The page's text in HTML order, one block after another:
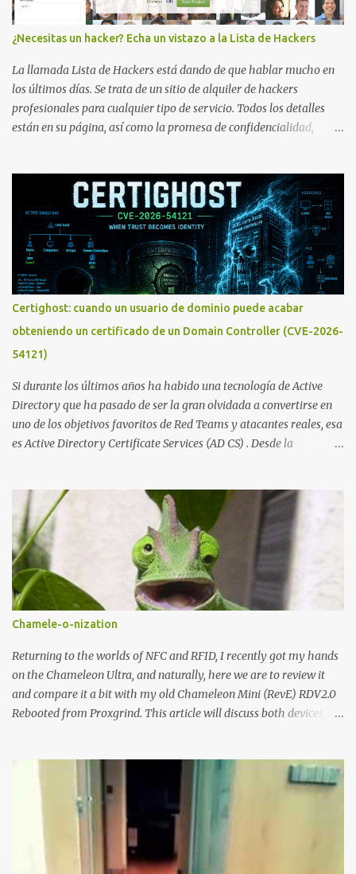
¿Necesitas un hacker? Echa un vistazo a la Lista de Hackers
La llamada Lista de Hackers está dando de que hablar mucho en
los últimos días. Se trata de un sitio de alquiler de hackers
profesionales para cualquier tipo de servicio. Todos los detalles
están en su página, así como la promesa de confidencialidad,
contratados desde la plataforma. En el sitio se asegura de que
Lista de Hackers, con identidades desconocidas, fue creada para un
"uso legal y ético", y sin embargo existen propuestas de dudosa
ética como para entrar en cuentas de Gmail o WhatsApp,
comprometer bases de datos o cambiar notas de cursos. La Lista
de Hackers, que atrajo la atención mundial después de un informe
publicado en The New York Times, trabaja al estilo "llave en
mano". El cliente presenta la propuesta, recibe ofertas para prestar
el servicio y la garantía de los promotores del sitio de que el
demandado cumple con ...
Certighost: cuando un usuario de dominio puede acabar
obteniendo un certificado de un Domain Controller (CVE-2026-
54121)
Si durante los últimos años ha habido una tecnología de Active
Directory que ha pasado de ser la gran olvidada a convertirse en
uno de los objetivos favoritos de Red Teams y atacantes reales, esa
es Active Directory Certificate Services (AD CS) . Desde la
Kerberoasting o un abuso de delegaciones. Ahora llega una nueva
vulnerabilidad bautizada como Certighost (CVE-2026-54121) , una
elevación de privilegios que afecta a Microsoft Active Directory
Certificate Services y que, según Microsoft, permite que un usuario
autenticado eleve privilegios a través de la red debido a un
problema de autorización. La vulnerabilidad ha recibido una
puntuación CVSS 8.8 y ya dispone de un Proof of Concept público.
sino el objetivo final. Mientras muchos ataques contra AD CS
buscan obtener un certificado válido para ...
Chamele-o-nization
Returning to the worlds of NFC and RFID, I recently got my hands
on the Chameleon Ultra, and naturally, here we are to review it
and compare it a bit with my old Chameleon Mini (RevE) RDV2.0
Rebooted from Proxgrind. This article will discuss both devices,
that was created overnight. Kasper Oswald was the person who
started it all. Back in 2006, he created a contraption, a coffee cup
that emulated a tag in a very rudimentary way, known as the
"Coffee Cup Tag Emulator." This was the father, or rather the
great-great-grandfather, of the Chameleon family. In 2007, he
created the "Fake Tag." We won't go into details about each